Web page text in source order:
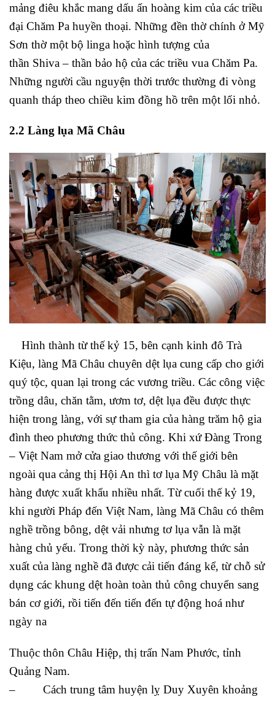
mảng điêu khắc mang dấu ấn hoàng kim của các triều
đại Chăm Pa huyền thoại. Những đền thờ chính ở Mỹ
Sơn thờ một bộ linga hoặc hình tượng của
thần Shiva – thần bảo hộ của các triều vua Chăm Pa.
Những người cầu nguyện thời trước thường đi vòng
quanh tháp theo chiều kim đồng hồ trên một lối nhỏ.
2.2 Làng lụa Mã Châu
Hình thành từ thế kỷ 15, bên cạnh kinh đô Trà
Kiệu, làng Mã Châu chuyên dệt lụa cung cấp cho giới
quý tộc, quan lại trong các vương triều. Các công việc
trồng dâu, chăn tằm, ươm tơ, dệt lụa đều được thực
hiện trong làng, với sự tham gia của hàng trăm hộ gia
đình theo phương thức thủ công. Khi xứ Đàng Trong
– Việt Nam mở cửa giao thương với thế giới bên
ngoài qua cảng thị Hội An thì tơ lụa Mỹ Châu là mặt
hàng được xuất khẩu nhiều nhất. Từ cuối thế kỷ 19,
khi người Pháp đến Việt Nam, làng Mã Châu có thêm
nghề trồng bông, dệt vải nhưng tơ lụa vẫn là mặt
hàng chủ yếu. Trong thời kỳ này, phương thức sản
xuất của làng nghề đã được cải tiến đáng kể, từ chỗ sử
dụng các khung dệt hoàn toàn thủ công chuyển sang
bán cơ giới, rồi tiến đến tiến đến tự động hoá như
ngày na
Thuộc thôn Châu Hiệp, thị trấn Nam Phước, tỉnh
Quảng Nam.
– Cách trung tâm huyện lỵ Duy Xuyên khoảng